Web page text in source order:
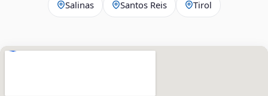
Salinas Santos Reis Tirol